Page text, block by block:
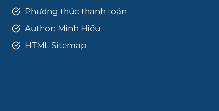
Phương thức thanh toán
Author: Minh Hiếu
HTML Sitemap